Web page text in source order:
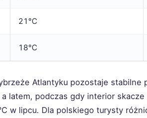
21°C
18°C
Atlantyku pozostaje stabilne
a latem, podczas gdy interior
w lipcu. Dla polskiego turysty